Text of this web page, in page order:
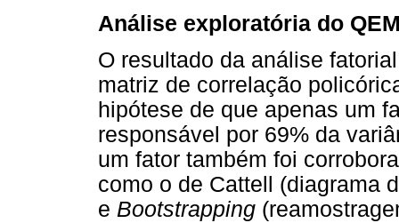
Análise exploratória do
O resultado da análise
matriz de correlação
hipótese de que apenas um
responsável por 69% da
um fator também foi
como o de Cattell (diagrama
e Bootstrapping